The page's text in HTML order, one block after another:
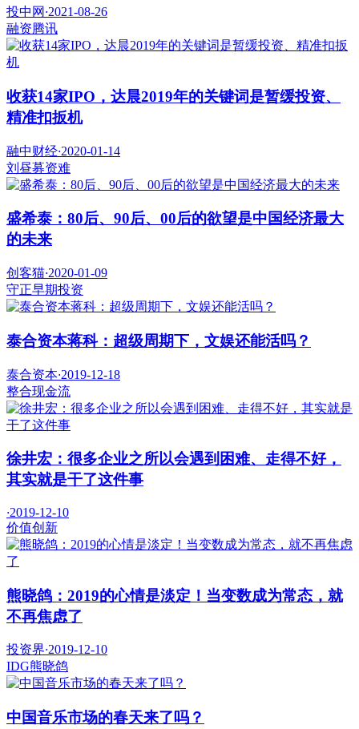
投中网 ·2021-08-26
融资腾讯
收获14家IPO，达晨2019年的关键词是暂缓投资、
精准扣扳机
融中财经·2020-01-14
刘昼募资难
盛希泰：80后、90后、00后的欲望是中国经济最大
的未来
创客猫·2020-01-09
守正早期投资
泰合资本蒋科：超级周期下，文娱还能活吗？
泰合资本·2019-12-18
整合现金流
徐井宏：很多企业之所以会遇到困难、走得不好，
其实就是干了这件事
·2019-12-10
价值创新
熊晓鸽：2019的心情是淡定！当变数成为常态，就
不再焦虑了
投资界·2019-12-10
IDG熊晓鸽
中国音乐市场的春天来了吗？